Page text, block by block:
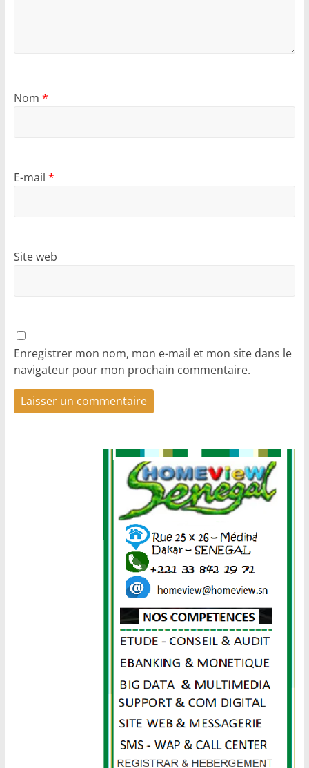
Nom *
E-mail *
Site web
Enregistrer mon nom, mon e-mail et mon site dans le
navigateur pour mon prochain commentaire.